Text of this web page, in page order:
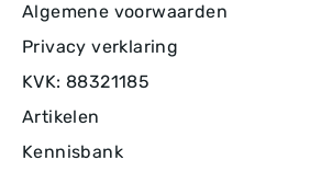
Algemene voorwaarden
Privacy verklaring
KVK: 88321185
Artikelen
Kennisbank